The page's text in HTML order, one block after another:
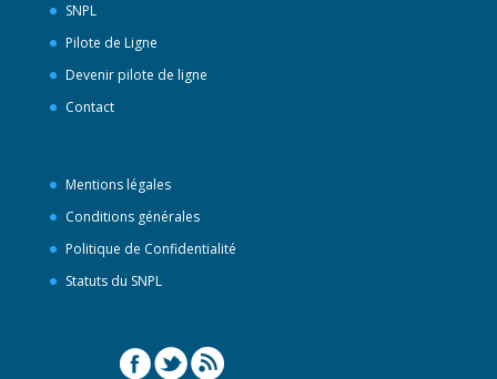
SNPL
Pilote de Ligne
Devenir pilote de ligne
Contact
Mentions légales
Conditions générales
Politique de Confidentialité
Statuts du SNPL